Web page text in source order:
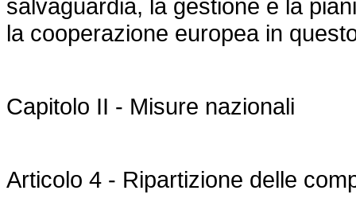
salvaguardia, la gestione e la
la cooperazione europea in
Capitolo II - Misure nazionali
Articolo 4 - Ripartizione delle